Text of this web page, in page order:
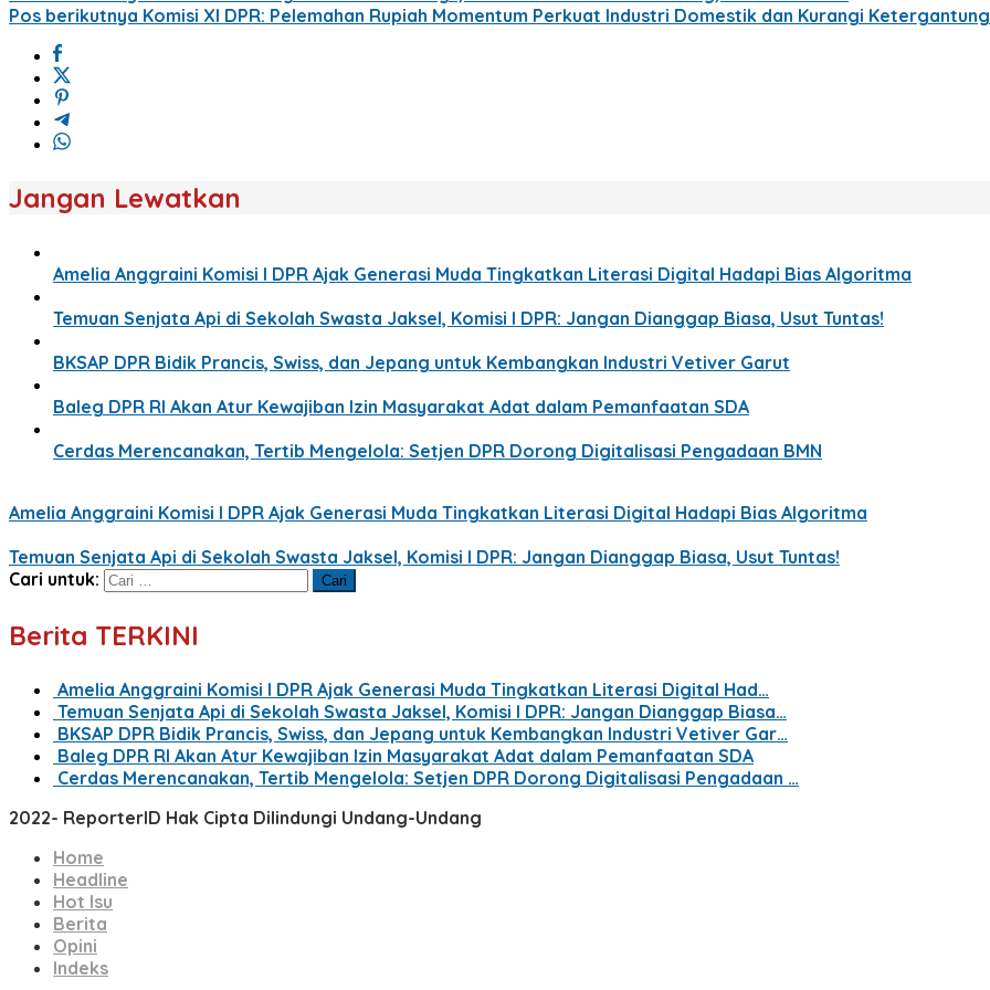
Pos berikutnya Komisi XI DPR: Pelemahan Rupiah Momentum Perkuat Industri Domestik dan Kurangi
Jangan Lewatkan
Amelia Anggraini Komisi I DPR Ajak Generasi Muda Tingkatkan Literasi Digital Hadapi Bias Algoritma
Temuan Senjata Api di Sekolah Swasta Jaksel, Komisi I DPR: Jangan Dianggap Biasa, Usut Tuntas!
BKSAP DPR Bidik Prancis, Swiss, dan Jepang untuk Kembangkan Industri Vetiver Garut
Baleg DPR RI Akan Atur Kewajiban Izin Masyarakat Adat dalam Pemanfaatan SDA
Cerdas Merencanakan, Tertib Mengelola: Setjen DPR Dorong Digitalisasi Pengadaan BMN
Amelia Anggraini Komisi I DPR Ajak Generasi Muda Tingkatkan Literasi Digital Hadapi Bias Algoritma
Temuan Senjata Api di Sekolah Swasta Jaksel, Komisi I DPR: Jangan Dianggap Biasa, Usut Tuntas!
Cari untuk:
Berita TERKINI
Amelia Anggraini Komisi I DPR Ajak Generasi Muda Tingkatkan Literasi Digital Had…
Temuan Senjata Api di Sekolah Swasta Jaksel, Komisi I DPR: Jangan Dianggap Biasa…
BKSAP DPR Bidik Prancis, Swiss, dan Jepang untuk Kembangkan Industri Vetiver Gar…
Baleg DPR RI Akan Atur Kewajiban Izin Masyarakat Adat dalam Pemanfaatan SDA
Cerdas Merencanakan, Tertib Mengelola: Setjen DPR Dorong Digitalisasi Pengadaan …
2022- ReporterID Hak Cipta Dilindungi Undang-Undang
Home
Headline
Hot Isu
Berita
Opini
Indeks